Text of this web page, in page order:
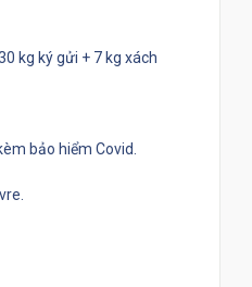
kg ký gửi + 7 kg xách
bảo hiểm Covid.